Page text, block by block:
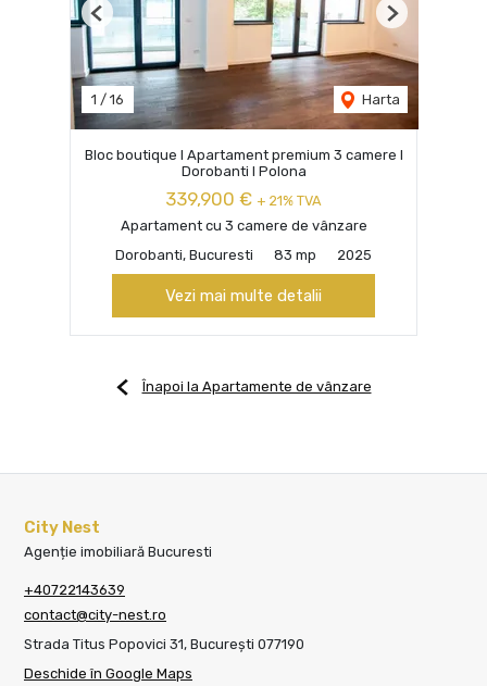
1 / 16 Harta
Previous Next
Bloc boutique I Apartament premium 3 camere I
Dorobanti I Polona
339,900 € + 21% TVA
Apartament cu 3 camere de vânzare
Dorobanti, Bucuresti
83 mp 2025
Vezi mai multe detalii
Înapoi la Apartamente de vânzare
City Nest
Agenție imobiliară Bucuresti
+40722143639
contact@city-nest.ro
Strada Titus Popovici 31, București 077190
Deschide în Google Maps